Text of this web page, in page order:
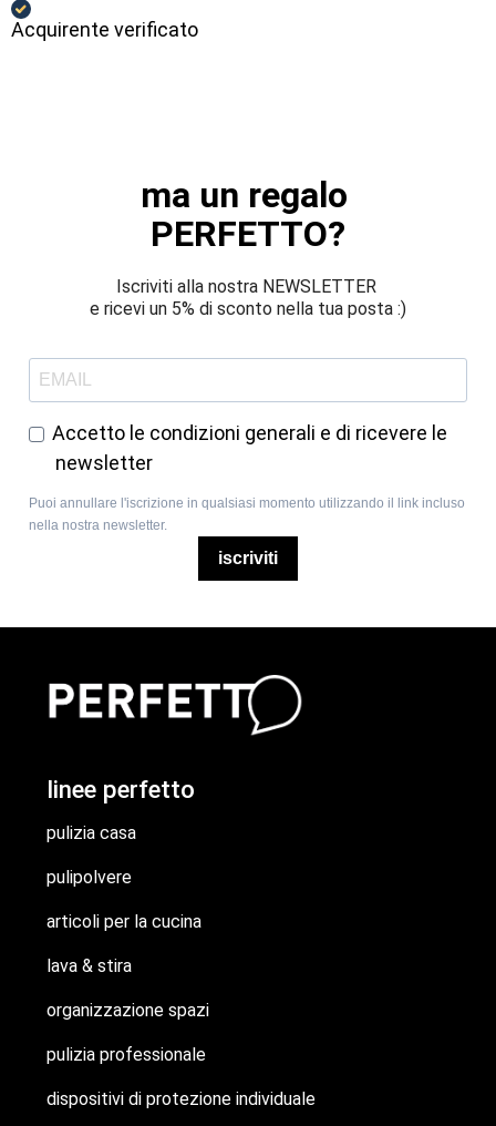
Acquirente verificato
ma un regalo
PERFETTO?
Iscriviti alla nostra NEWSLETTER
e ricevi un 5% di sconto nella tua posta :)
Accetto le condizioni generali e di ricevere le
newsletter
Puoi annullare l'iscrizione in qualsiasi momento utilizzando il link incluso
nella nostra newsletter.
iscriviti
linee perfetto
pulizia casa
pulipolvere
articoli per la cucina
lava & stira
organizzazione spazi
pulizia professionale
dispositivi di protezione individuale